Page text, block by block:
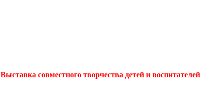
Выставка совместного творчества детей и воспитателей